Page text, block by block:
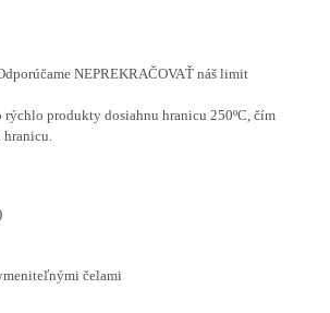
NEPREKRAČOVAŤ náš limit
produkty dosiahnu hranicu 250ºC, čím
čelami